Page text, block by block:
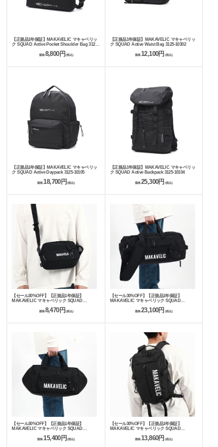
【正規品1年保証】MAKAVELIC マキャベリッ
ク SQUAD Active Pocket Shoulder Bag 3125-
価格 8,800円 (税込)
【正規品1年保証】MAKAVELIC マキャベリッ
ク SQUAD Active Waist Bag 3125-10302
価格 12,100円 (税込)
【正規品1年保証】MAKAVELIC マキャベリッ
ク SQUAD Active Daypack 3125-10105
価格 18,700円 (税込)
【正規品1年保証】MAKAVELIC マキャベリッ
ク SQUAD Active Backpack 3125-10104
価格25,300円 (税込)
【セール30%OFF】【正規品1年保証】
MAKAVELIC マキャベリック SQUAD
価格 8,470円 (税込)
【セール30%OFF】【正規品1年保証】
MAKAVELIC マキャベリック SQUAD
価格23,100円 (税込)
【セール30%OFF】【正規品1年保証】
MAKAVELIC マキャベリック SQUAD
価格 15,400円 (税込)
【セール30%OFF】【正規品1年保証】
MAKAVELIC マキャベリック SQUAD
価格13,860円 (税込)